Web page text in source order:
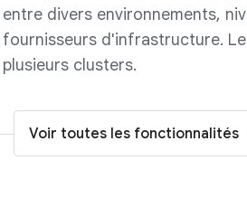
entre divers environnements,
fournisseurs d'infrastructure.
plusieurs clusters.
Voir toutes les fonctionnalités